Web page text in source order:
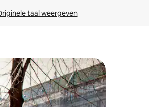
taal weergeven